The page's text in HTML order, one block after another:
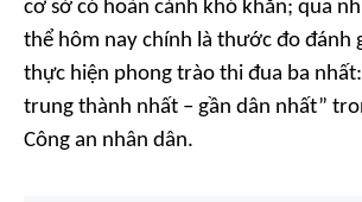
cơ sở có hoàn cảnh khó khăn; qua
thể hôm nay chính là thước đo đánh
thực hiện phong trào thi đua ba
trung thành nhất – gần dân nhất”
Công an nhân dân.